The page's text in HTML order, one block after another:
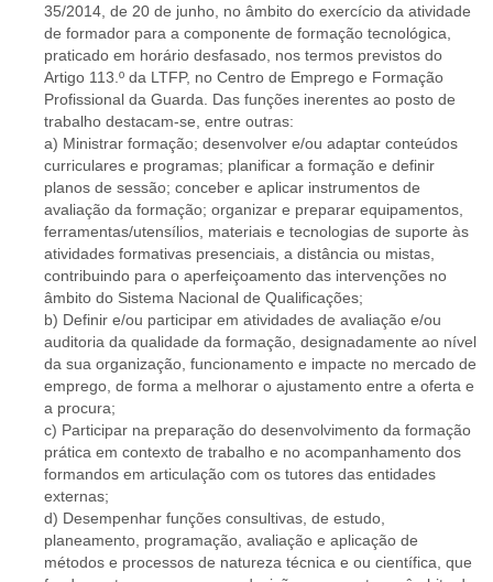
35/2014, de 20 de junho, no âmbito do exercício da atividade
de formador para a componente de formação tecnológica,
praticado em horário desfasado, nos termos previstos do
Artigo 113.º da LTFP, no Centro de Emprego e Formação
Profissional da Guarda. Das funções inerentes ao posto de
trabalho destacam-se, entre outras:
a) Ministrar formação; desenvolver e/ou adaptar conteúdos
curriculares e programas; planificar a formação e definir
planos de sessão; conceber e aplicar instrumentos de
avaliação da formação; organizar e preparar equipamentos,
ferramentas/utensílios, materiais e tecnologias de suporte às
atividades formativas presenciais, a distância ou mistas,
contribuindo para o aperfeiçoamento das intervenções no
âmbito do Sistema Nacional de Qualificações;
b) Definir e/ou participar em atividades de avaliação e/ou
auditoria da qualidade da formação, designadamente ao nível
da sua organização, funcionamento e impacte no mercado de
emprego, de forma a melhorar o ajustamento entre a oferta e
a procura;
c) Participar na preparação do desenvolvimento da formação
prática em contexto de trabalho e no acompanhamento dos
formandos em articulação com os tutores das entidades
externas;
d) Desempenhar funções consultivas, de estudo,
planeamento, programação, avaliação e aplicação de
métodos e processos de natureza técnica e ou científica, que